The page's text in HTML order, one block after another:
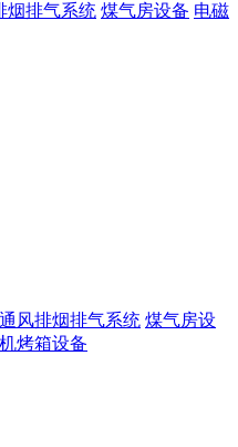
烟排气系统 煤气房设备 电磁
通风排烟排气系统 煤气房设
烤箱设备